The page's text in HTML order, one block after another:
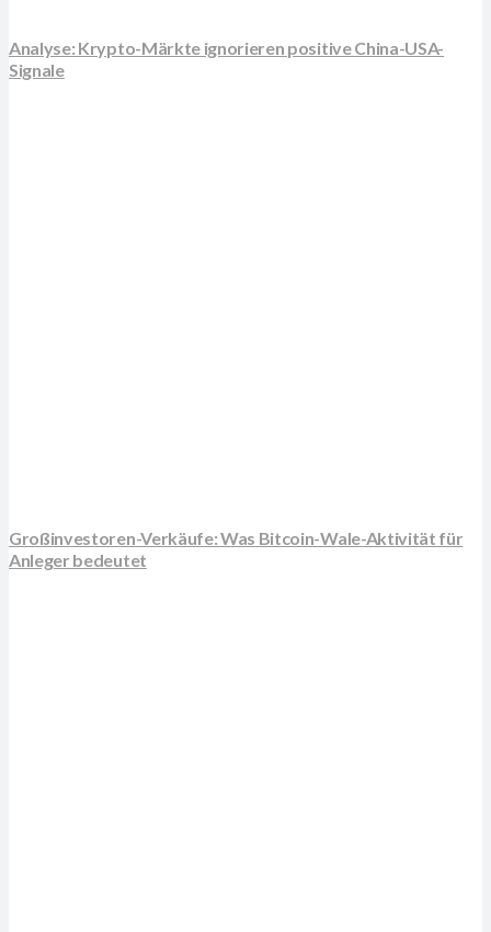
Analyse: Krypto-Märkte ignorieren positive China-USA-
Signale
Großinvestoren-Verkäufe: Was Bitcoin-Wale-Aktivität für
Anleger bedeutet